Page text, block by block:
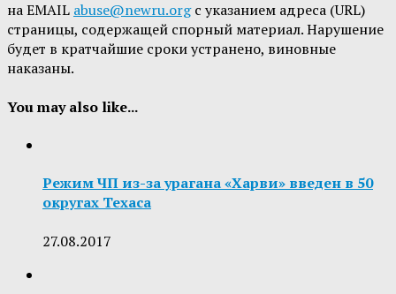
на EMAIL abuse@newru.orgс указанием адреса (URL)
страницы, содержащей спорный материал. Нарушение
будет в кратчайшие сроки устранено, виновные
наказаны.
You may also like...
Режим ЧП из-за урагана «Харви» введен в 50
округах Техаса
27.08.2017